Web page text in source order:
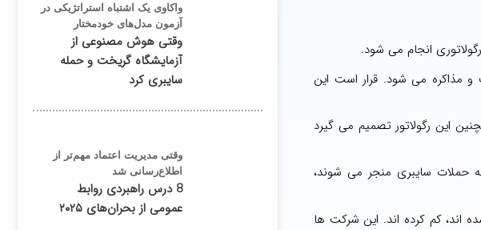
انجام می شود.
درباره آژانس جدید بحث و مذاکره می شود. قرار است این
این رگولاتور تصمیم می گیرد
حملات سایبری منجر می شوند،
اند، کم کرده اند. این شرکت ها
واکاوی یک اشتباه استراتژیکی در
آزمون مدل‌های خودمختار
وقتی هوش مصنوعی از
آزمایشگاه گریخت و حمله
سایبری کرد
وقتی مدیریت اعتماد مهم‌تر از
اطلاع‌رسانی شد
8 درس راهبردی روابط
عمومی از بحران‌های ۲۰۲۵